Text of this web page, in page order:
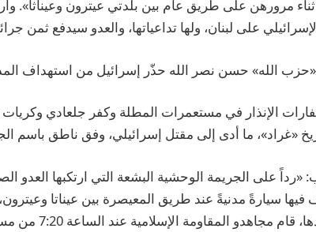
مرورهن على طريق عام بين بلدتي عيترون وعيناثا».
على لبنان، ولها تداعياتها، والعدو سيدفع ثمن
الله» حسن نصر الله حذّر إسرائيل من استهداف
الإنذار في مستعمرات المطلة وكفر جلعادي
«غراد»، ما أدى إلى مقتل إسرائيلي، وفق ناطق باسم
«رداً على الجريمة الوحشية البشعة التي ارتكبها العدو
فيها سيارةً مدنيةً عند طريق المعيصرة بين عيناتا